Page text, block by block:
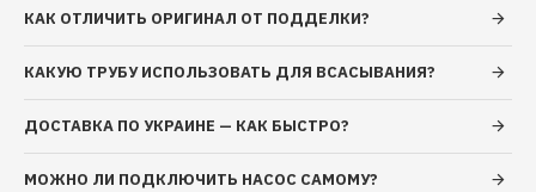
В постройке водных систем часто возникает
потребность в надежном и эффективном насосе для
перекачивания загрязненных коммунальных,
бытовых, сельскохозяйственных и промышленных
вод. Насос Optima V1100 с мощностью 1,1 кВт и
режущим механизмом является идеальным
КАК ОТЛИЧИТЬ ОРИГИНАЛ ОТ ПОДДЕЛКИ?
КАКУЮ ТРУБУ ИСПОЛЬЗОВАТЬ ДЛЯ ВСАСЫВАНИЯ?
ДОСТАВКА ПО УКРАИНЕ — КАК БЫСТРО?
МОЖНО ЛИ ПОДКЛЮЧИТЬ НАСОС САМОМУ?